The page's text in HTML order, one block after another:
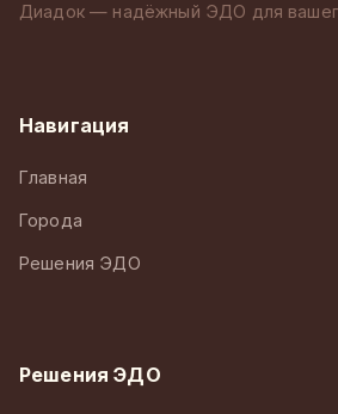
Диадок — надёжный ЭДО для
Навигация
Главная
Города
Решения ЭДО
Решения ЭДО